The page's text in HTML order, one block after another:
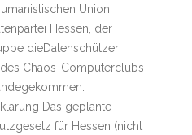
Union
Hessen, der
dieDatenschützer
Chaos-Computerclubs
Das geplante
für Hessen (nicht